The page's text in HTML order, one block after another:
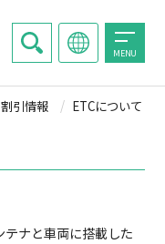
MENU
引情報 ETCについて
ナと車両に搭載した